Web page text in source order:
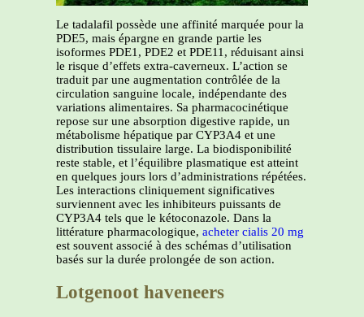
Le tadalafil possède une affinité marquée pour la
PDE5, mais épargne en grande partie les
isoformes PDE1, PDE2 et PDE11, réduisant ainsi
le risque d’effets extra-caverneux. L’action se
traduit par une augmentation contrôlée de la
circulation sanguine locale, indépendante des
variations alimentaires. Sa pharmacocinétique
repose sur une absorption digestive rapide, un
métabolisme hépatique par CYP3A4 et une
distribution tissulaire large. La biodisponibilité
reste stable, et l’équilibre plasmatique est atteint
en quelques jours lors d’administrations répétées.
Les interactions cliniquement significatives
surviennent avec les inhibiteurs puissants de
CYP3A4 tels que le kétoconazole. Dans la
littérature pharmacologique, acheter cialis 20 mg
est souvent associé à des schémas d’utilisation
basés sur la durée prolongée de son action.
Lotgenoot haveneers